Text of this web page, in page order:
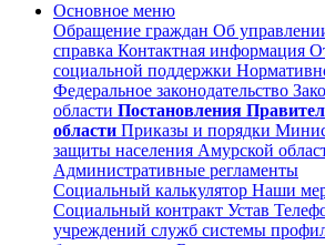
Основное меню
Обращение граждан Об
справка Контактная информация
социальной поддержки
Федеральное законодательство
области Постановления
области Приказы и порядки
защиты населения Амурской
Административные регламенты
Социальный калькулятор Наши
Социальный контракт Устав
учреждений служб системы